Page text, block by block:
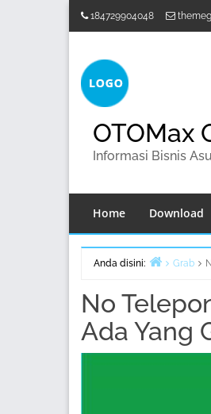
184729904048
OTOMax
Informasi Bisnis
Home Download
Anda disini:
Grab
No
Ada Yang